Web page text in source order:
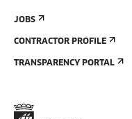
JOBS
CONTRACTOR PROFILE
TRANSPARENCY PORTAL